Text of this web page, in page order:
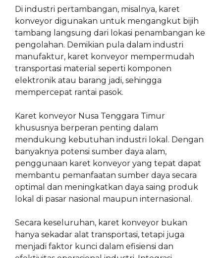
Di industri pertambangan, misalnya, karet
konveyor digunakan untuk mengangkut bijih
tambang langsung dari lokasi penambangan ke
pengolahan. Demikian pula dalam industri
manufaktur, karet konveyor mempermudah
transportasi material seperti komponen
elektronik atau barang jadi, sehingga
mempercepat rantai pasok.
Karet konveyor Nusa Tenggara Timur
khususnya berperan penting dalam
mendukung kebutuhan industri lokal. Dengan
banyaknya potensi sumber daya alam,
penggunaan karet konveyor yang tepat dapat
membantu pemanfaatan sumber daya secara
optimal dan meningkatkan daya saing produk
lokal di pasar nasional maupun internasional.
Secara keseluruhan, karet konveyor bukan
hanya sekadar alat transportasi, tetapi juga
menjadi faktor kunci dalam efisiensi dan